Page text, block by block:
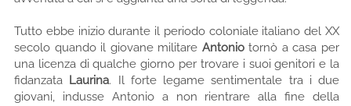
Tutto ebbe inizio durante il periodo coloniale italiano del XX
secolo quando il giovane militare Antoniotornò a casa per
una licenza di qualche giorno per trovare i suoi genitori e la
fidanzata Laurina. Il forte legame sentimentale tra i due
giovani, indusse Antonio a non rientrare alla fine della